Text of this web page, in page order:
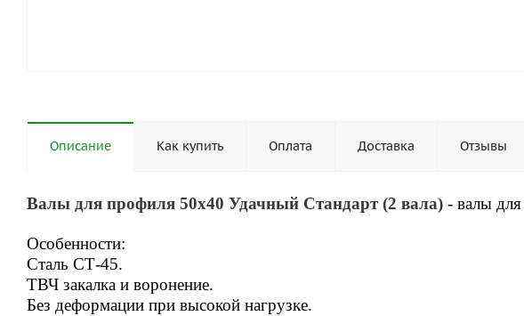
Описание Как купить Оплата Доставка Отзывы
Валы для профиля 50х40 Удачный Стандарт (2 вала) - валы
Особенности:
Сталь СТ-45.
ТВЧ закалка и воронение.
Без деформации при высокой нагрузке.